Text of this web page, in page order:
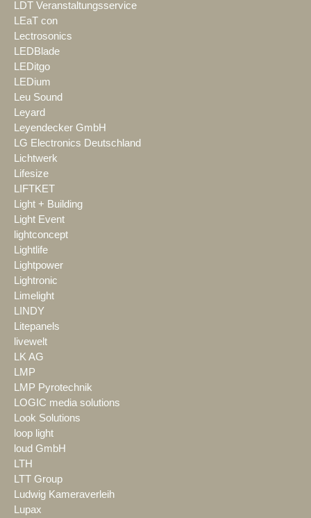
LDT Veranstaltungsservice
LEaT con
Lectrosonics
LEDBlade
LEDitgo
LEDium
Leu Sound
Leyard
Leyendecker GmbH
LG Electronics Deutschland
Lichtwerk
Lifesize
LIFTKET
Light + Building
Light Event
lightconcept
Lightlife
Lightpower
Lightronic
Limelight
LINDY
Litepanels
livewelt
LK AG
LMP
LMP Pyrotechnik
LOGIC media solutions
Look Solutions
loop light
loud GmbH
LTH
LTT Group
Ludwig Kameraverleih
Lupax